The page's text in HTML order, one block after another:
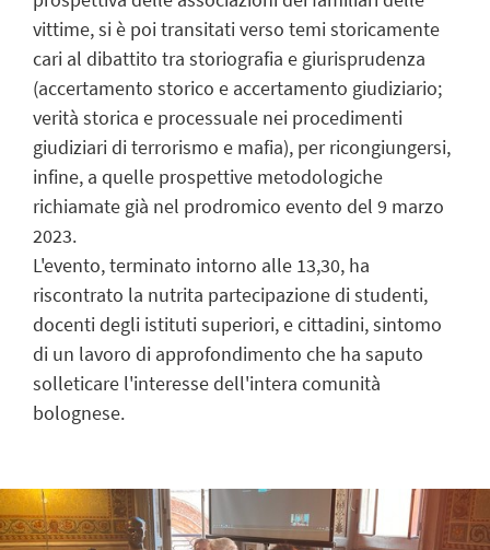
vittime, si è poi transitati verso temi storicamente
cari al dibattito tra storiografia e giurisprudenza
(accertamento storico e accertamento giudiziario;
verità storica e processuale nei procedimenti
giudiziari di terrorismo e mafia), per ricongiungersi,
infine, a quelle prospettive metodologiche
richiamate già nel prodromico evento del 9 marzo
2023.
L'evento, terminato intorno alle 13,30, ha
riscontrato la nutrita partecipazione di studenti,
docenti degli istituti superiori, e cittadini, sintomo
di un lavoro di approfondimento che ha saputo
solleticare l'interesse dell'intera comunità
bolognese.